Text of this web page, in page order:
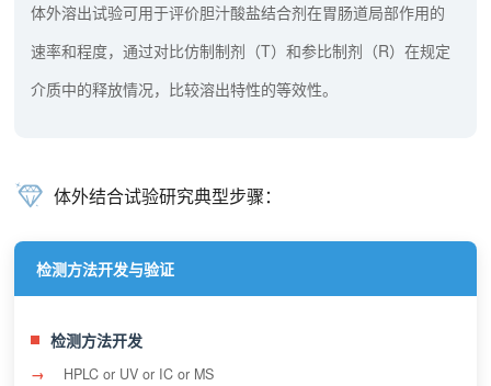
体外溶出试验可用于评价胆汁酸盐结合剂在胃肠道局部作用的
速率和程度，通过对比仿制制剂（T）和参比制剂（R）在规定
介质中的释放情况，比较溶出特性的等效性。
体外结合试验研究典型步骤：
检测方法开发与验证
检测方法开发
HPLC or UV or IC or MS